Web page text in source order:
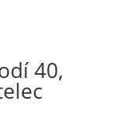
40,